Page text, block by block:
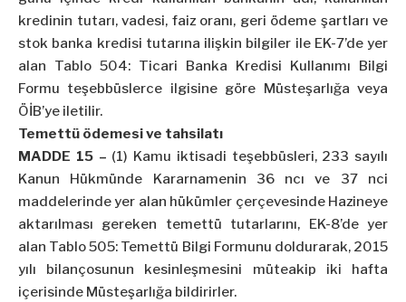
kredinin tutarı, vadesi, faiz oranı, geri ödeme şartları ve
stok banka kredisi tutarına ilişkin bilgiler ile EK-7’de yer
alan Tablo 504: Ticari Banka Kredisi Kullanımı Bilgi
Formu teşebbüslerce ilgisine göre Müsteşarlığa veya
ÖİB’ye iletilir.
Temettü ödemesi ve tahsilatı
MADDE 15 – (1) Kamu iktisadi teşebbüsleri, 233 sayılı
Kanun Hükmünde Kararnamenin 36 ncı ve 37 nci
maddelerinde yer alan hükümler çerçevesinde Hazineye
aktarılması gereken temettü tutarlarını, EK-8’de yer
alan Tablo 505: Temettü Bilgi Formunu doldurarak, 2015
yılı bilançosunun kesinleşmesini müteakip iki hafta
içerisinde Müsteşarlığa bildirirler.